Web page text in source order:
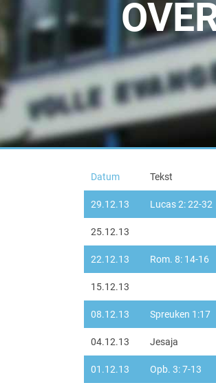
Datum Tekst
29.12.13 Lucas 2: 22-32
25.12.13
22.12.13 Rom. 8: 14-16
15.12.13
08.12.13 Spreuken 1:17
04.12.13 Jesaja
01.12.13 Opb. 3: 7-13